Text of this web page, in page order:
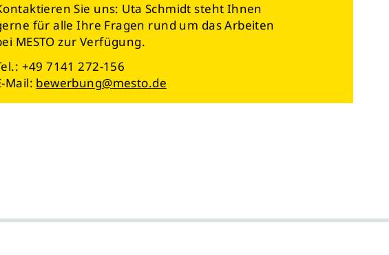
Sie uns: Uta Schmidt steht Ihnen
für alle Ihre Fragen rund um das Arbeiten
MESTO zur Verfügung.
+49 7141 272-156
Mail: bewerbung@mesto.de